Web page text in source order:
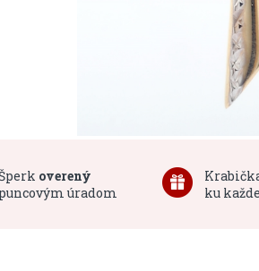
overený
puncovým úradom
ku